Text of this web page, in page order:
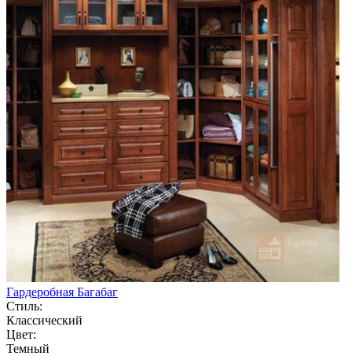
Гардеробная Багабаг
Стиль:
Классический
Цвет:
Темный